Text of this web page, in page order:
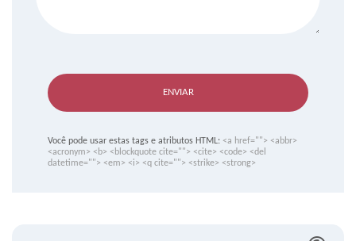
ENVIAR
Você pode usar estas tags e atributos HTML: <a href=""> <abbr>
<acronym> <b> <blockquote cite=""> <cite> <code> <del
datetime=""> <em> <i> <q cite=""> <strike> <strong>